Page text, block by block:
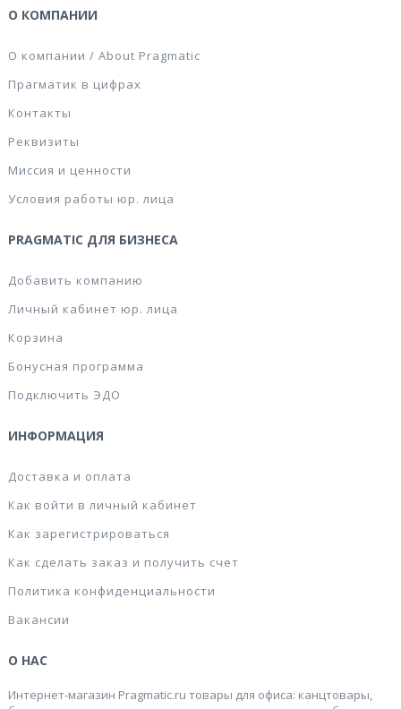
О КОМПАНИИ
О компании / About Pragmatic
Прагматик в цифрах
Контакты
Реквизиты
Миссия и ценности
Условия работы юр. лица
PRAGMATIC ДЛЯ БИЗНЕСА
Добавить компанию
Личный кабинет юр. лица
Корзина
Бонусная программа
Подключить ЭДО
ИНФОРМАЦИЯ
Доставка и оплата
Как войти в личный кабинет
Как зарегистрироваться
Как сделать заказ и получить счет
Политика конфиденциальности
Вакансии
О НАС
Интернет-магазин Pragmatic.ru товары для офиса: канцтовары,